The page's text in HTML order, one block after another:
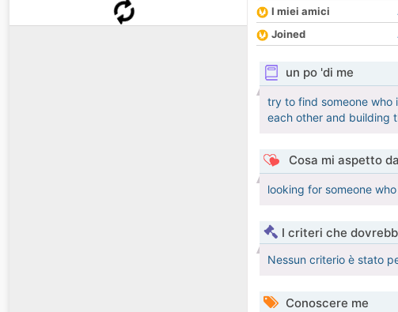
I miei amici
Joined
un po 'di me
try to find someone who
each other and building
Cosa mi aspetto
looking for someone
I criteri che
Nessun criterio è stato
Conoscere me